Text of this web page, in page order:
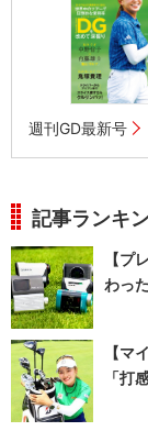
週刊GD最新号
記事ランキ
【プ
わっ
【マ
「打